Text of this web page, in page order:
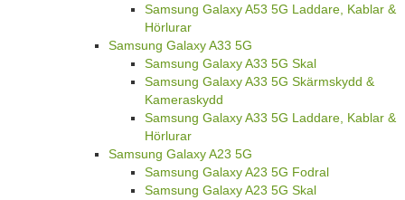
Samsung Galaxy A53 5G Laddare, Kablar &
Hörlurar
Samsung Galaxy A33 5G
Samsung Galaxy A33 5G Skal
Samsung Galaxy A33 5G Skärmskydd &
Kameraskydd
Samsung Galaxy A33 5G Laddare, Kablar &
Hörlurar
Samsung Galaxy A23 5G
Samsung Galaxy A23 5G Fodral
Samsung Galaxy A23 5G Skal